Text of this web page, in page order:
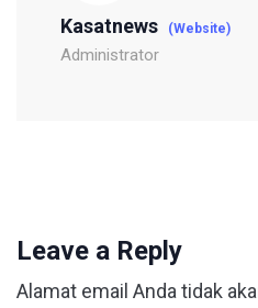
Kasatnews (Website)
Administrator
Leave a Reply
Alamat email Anda tidak